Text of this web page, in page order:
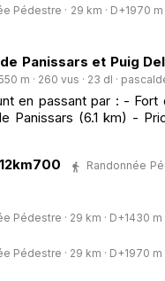
Pédestre · 29 km · D+1970 m
Panissars et Puig
m · 260 vus · 23 dl ·
en passant par : -
(6.1 km) -
Randonnée
Pédestre · 29 km · D+1430 m
Pédestre · 29 km · D+1970 m